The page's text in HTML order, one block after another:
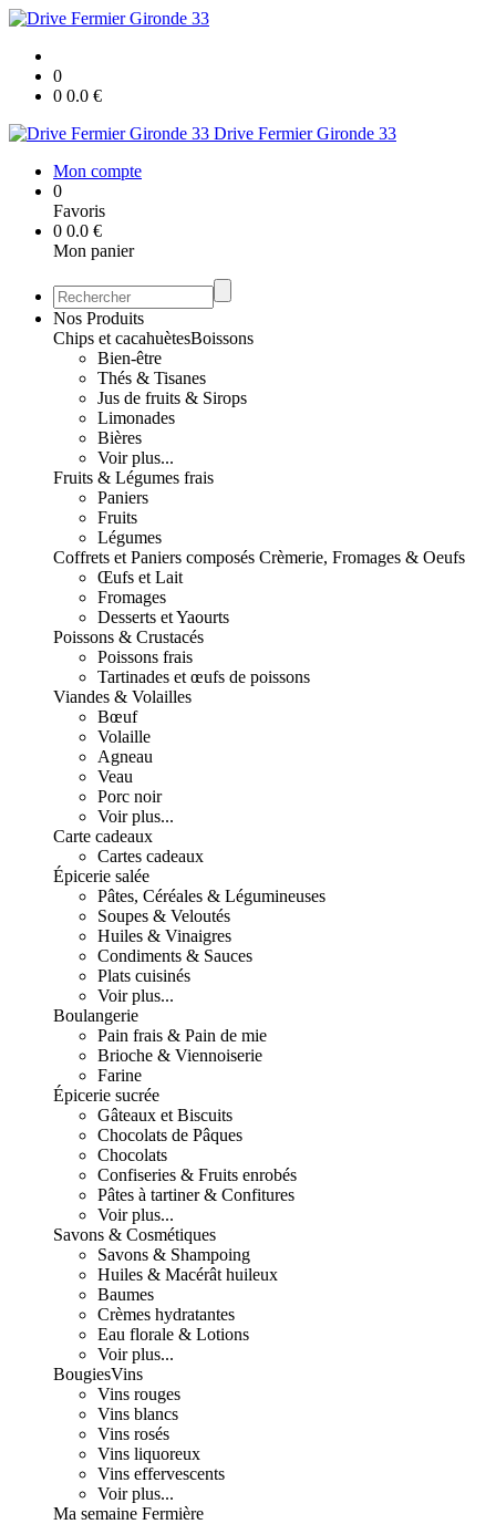
0
0 0.0 €
Drive Fermier Gironde 33
Mon compte
0
Favoris
0 0.0 €
Mon panier
Nos Produits
Chips et cacahuètesBoissons
Bien-être
Thés & Tisanes
Jus de fruits & Sirops
Limonades
Bières
Voir plus...
Fruits & Légumes frais
Paniers
Fruits
Légumes
Coffrets et Paniers composés Crèmerie, Fromages & Oeufs
Œufs et Lait
Fromages
Desserts et Yaourts
Poissons & Crustacés
Poissons frais
Tartinades et œufs de poissons
Viandes & Volailles
Bœuf
Volaille
Agneau
Veau
Porc noir
Voir plus...
Carte cadeaux
Cartes cadeaux
Épicerie salée
Pâtes, Céréales & Légumineuses
Soupes & Veloutés
Huiles & Vinaigres
Condiments & Sauces
Plats cuisinés
Voir plus...
Boulangerie
Pain frais & Pain de mie
Brioche & Viennoiserie
Farine
Épicerie sucrée
Gâteaux et Biscuits
Chocolats de Pâques
Chocolats
Confiseries & Fruits enrobés
Pâtes à tartiner & Confitures
Voir plus...
Savons & Cosmétiques
Savons & Shampoing
Huiles & Macérât huileux
Baumes
Crèmes hydratantes
Eau florale & Lotions
Voir plus...
BougiesVins
Vins rouges
Vins blancs
Vins rosés
Vins liquoreux
Vins effervescents
Voir plus...
Ma semaine Fermière